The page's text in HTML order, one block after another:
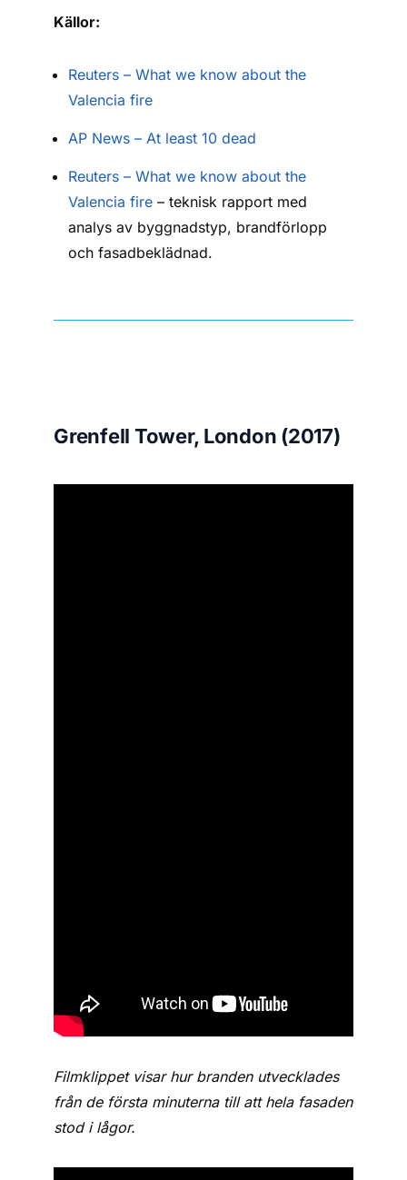
Källor:
Reuters – What we know about the
Valencia fire
AP News – At least 10 dead
Reuters – What we know about the
Valencia fire – teknisk rapport med
analys av byggnadstyp, brandförlopp
och fasadbeklädnad.
Grenfell Tower, London (2017)
Filmklippet visar hur branden utvecklades
från de första minuterna till att hela fasaden
stod i lågor.